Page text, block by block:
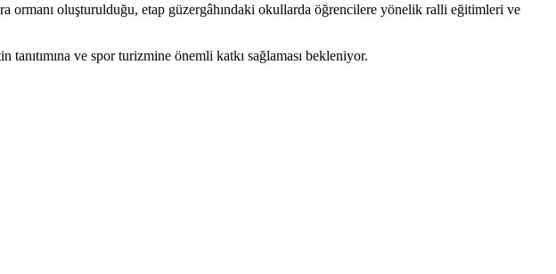
ormanı oluşturulduğu, etap güzergâhındaki okullarda öğrencilere yönelik ralli eğitimleri ve
ve spor turizmine önemli katkı sağlaması bekleniyor.